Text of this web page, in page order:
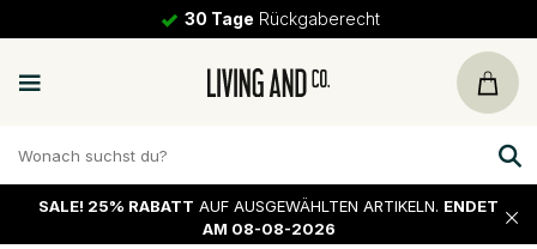
30 Tage Rückgaberecht
SALE! 25% RABATT AUF AUSGEWÄHLTEN ARTIKELN. ENDET
AM 08-08-2026